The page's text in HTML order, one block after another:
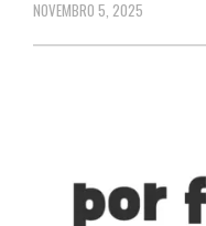
NOVEMBRO 5, 2025